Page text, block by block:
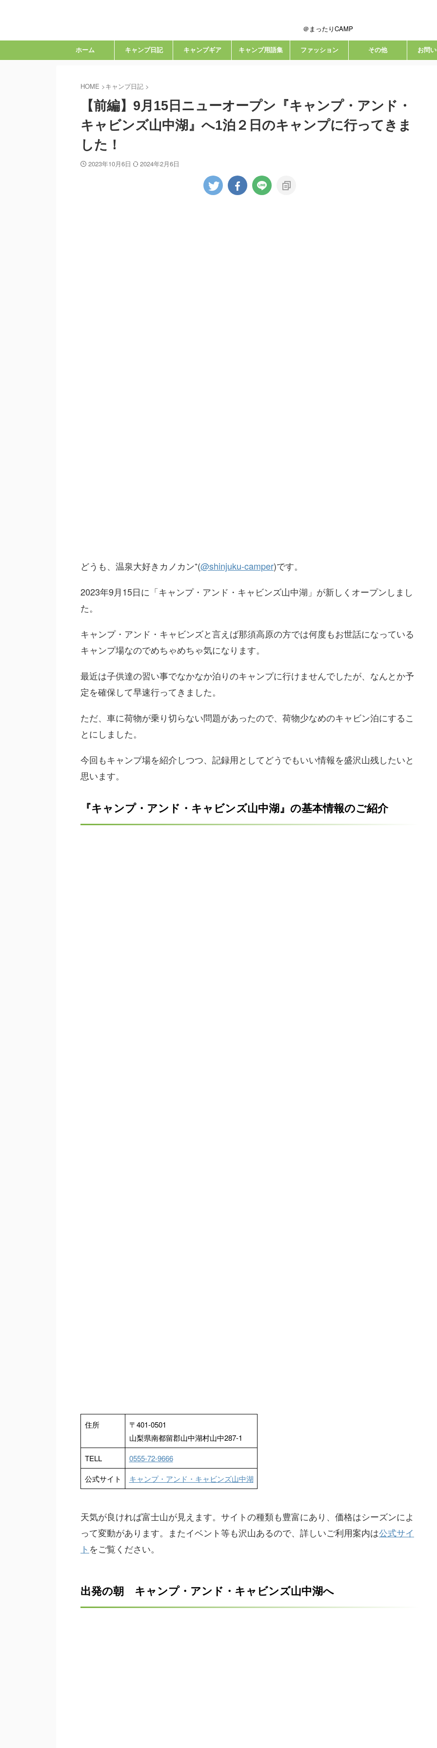
＠まったりCAMP
ホーム キャンプ日記 キャンプギア キャンプ用語集 ファッション その他 お問
HOME >キャンプ日記 >
【前編】9月15日ニューオープン『キャンプ・アンド・
キャビンズ山中湖』へ1泊２日のキャンプに行ってきま
した！
2023年10月6日 2024年2月6日
どうも、温泉大好きカノカン⁺(@shinjuku-camper)です。
2023年9月15日に「キャンプ・アンド・キャビンズ山中湖」が新しくオープンしまし
た。
キャンプ・アンド・キャビンズと言えば那須高原の方では何度もお世話になっている
キャンプ場なのでめちゃめちゃ気になります。
最近は子供達の習い事でなかなか泊りのキャンプに行けませんでしたが、なんとか予
定を確保して早速行ってきました。
ただ、車に荷物が乗り切らない問題があったので、荷物少なめのキャビン泊にするこ
とにしました。
今回もキャンプ場を紹介しつつ、記録用としてどうでもいい情報を盛沢山残したいと
思います。
『キャンプ・アンド・キャビンズ山中湖』の基本情報のご紹介
住所
〒401-0501
山梨県南都留郡山中湖村山中287-1
TELL
0555-72-9666
公式サイト
キャンプ・アンド・キャビンズ山中湖
天気が良ければ富士山が見えます。サイトの種類も豊富にあり、価格はシーズンによ
って変動があります。またイベント等も沢山あるので、詳しいご利用案内は公式サイ
ト をご覧ください。
出発の朝 キャンプ・アンド・キャビンズ山中湖へ